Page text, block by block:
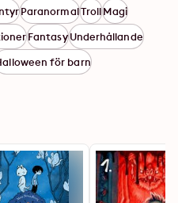
ParanormalTrollMagi
FantasyUnderhållande
för barn